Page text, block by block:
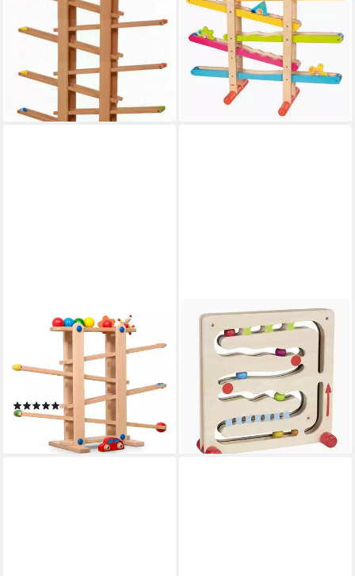
Holzkugelbahn mit 7 mobilen
Teilen Murmelbahn Motorik
Spielzeug
lieferbar - in 3-4 Werktagen bei dir
Holz, (packung, 4-tlg.,
montiert), die kindliche
Entwicklung fördern
ab 64,99 €
UVP79,00 €
lieferbar - in 2-3 Werktagen bei dir
Kugelbahn, (8-tlg),
Holzkugelbahn mit 7 mobilen
Teilen Murmelbahn Motorik
(3)
59,99 €
lieferbar - in 3-4 Werktagen bei dir
GOKI
Kugelbahn Kugelbahn
Spielzeugpreis, (packung, 1-
tlg., set), das fördert die
motorischen Fähigkeiten
lieferbar - in 2-3 Werktagen bei dir